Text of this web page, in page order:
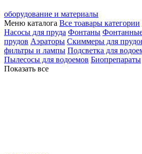
оборудование и материалы
Меню каталога Все тоавары категории
Насосы для пруда Фонтаны
прудов Аэраторы Скиммеры для
фильтры и лампы Подсветка для
Пылесосы для водоемов Биопрепараты
Показать все